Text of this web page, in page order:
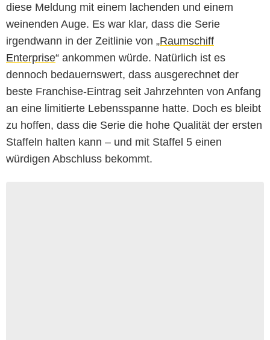
diese Meldung mit einem lachenden und einem
weinenden Auge. Es war klar, dass die Serie
irgendwann in der Zeitlinie von „Raumschiff
Enterprise“ ankommen würde. Natürlich ist es
dennoch bedauernswert, dass ausgerechnet der
beste Franchise-Eintrag seit Jahrzehnten von Anfang
an eine limitierte Lebensspanne hatte. Doch es bleibt
zu hoffen, dass die Serie die hohe Qualität der ersten
Staffeln halten kann – und mit Staffel 5 einen
würdigen Abschluss bekommt.